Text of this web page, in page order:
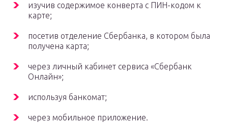
изучив содержимое конверта с ПИН-кодом к
карте;
посетив отделение Сбербанка, в котором была
получена карта;
через личный кабинет сервиса «Сбербанк
Онлайн»;
используя банкомат;
через мобильное приложение.